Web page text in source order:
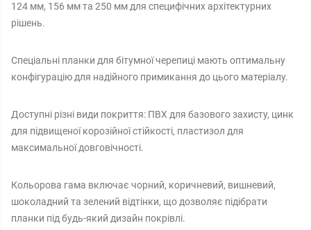
124 мм, 156 мм та 250 мм для специфічних архітектурних
рішень.
Спеціальні планки для бітумної черепиці мають оптимальну
конфігурацію для надійного примикання до цього матеріалу.
Доступні різні види покриття: ПВХ для базового захисту, цинк
для підвищеної корозійної стійкості, пластизол для
максимальної довговічності.
Кольорова гама включає чорний, коричневий, вишневий,
шоколадний та зелений відтінки, що дозволяє підібрати
планки під будь-який дизайн покрівлі.